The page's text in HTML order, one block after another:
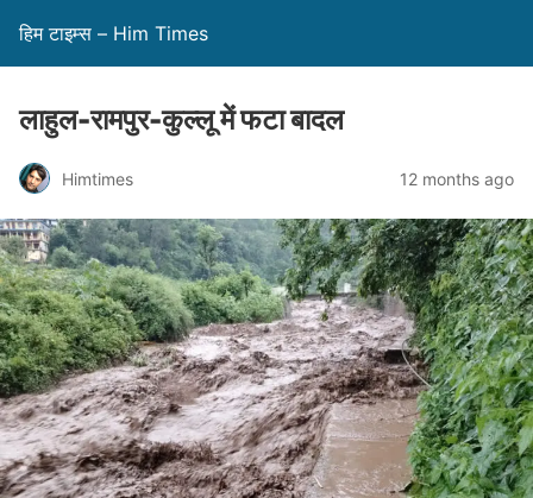
हिम टाइम्स – Him Times
लाहुल-रामपुर-कुल्लू में फटा बादल
Himtimes 12 months ago